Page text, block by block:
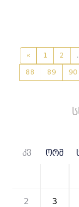
« 1 2
88
89 90
კვ ორშ
2 3